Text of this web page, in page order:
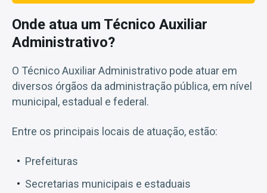
Onde atua um Técnico Auxiliar
Administrativo?
O Técnico Auxiliar Administrativo pode atuar em
diversos órgãos da administração pública, em nível
municipal, estadual e federal.
Entre os principais locais de atuação, estão:
Prefeituras
Secretarias municipais e estaduais